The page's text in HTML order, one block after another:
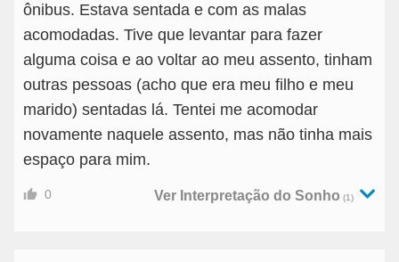
ônibus. Estava sentada e com as malas
acomodadas. Tive que levantar para fazer
alguma coisa e ao voltar ao meu assento, tinham
outras pessoas (acho que era meu filho e meu
marido) sentadas lá. Tentei me acomodar
novamente naquele assento, mas não tinha mais
espaço para mim.
0 Ver Interpretação do Sonho (1)